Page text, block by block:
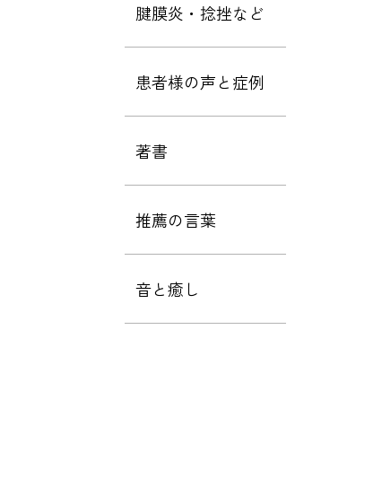
腱膜炎・捻挫など
患者様の声と症例
著書
推薦の言葉
音と癒し